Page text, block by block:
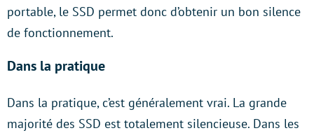
portable, le SSD permet donc d’obtenir un bon silence
de fonctionnement.
Dans la pratique
Dans la pratique, c’est généralement vrai. La grande
majorité des SSD est totalement silencieuse. Dans les